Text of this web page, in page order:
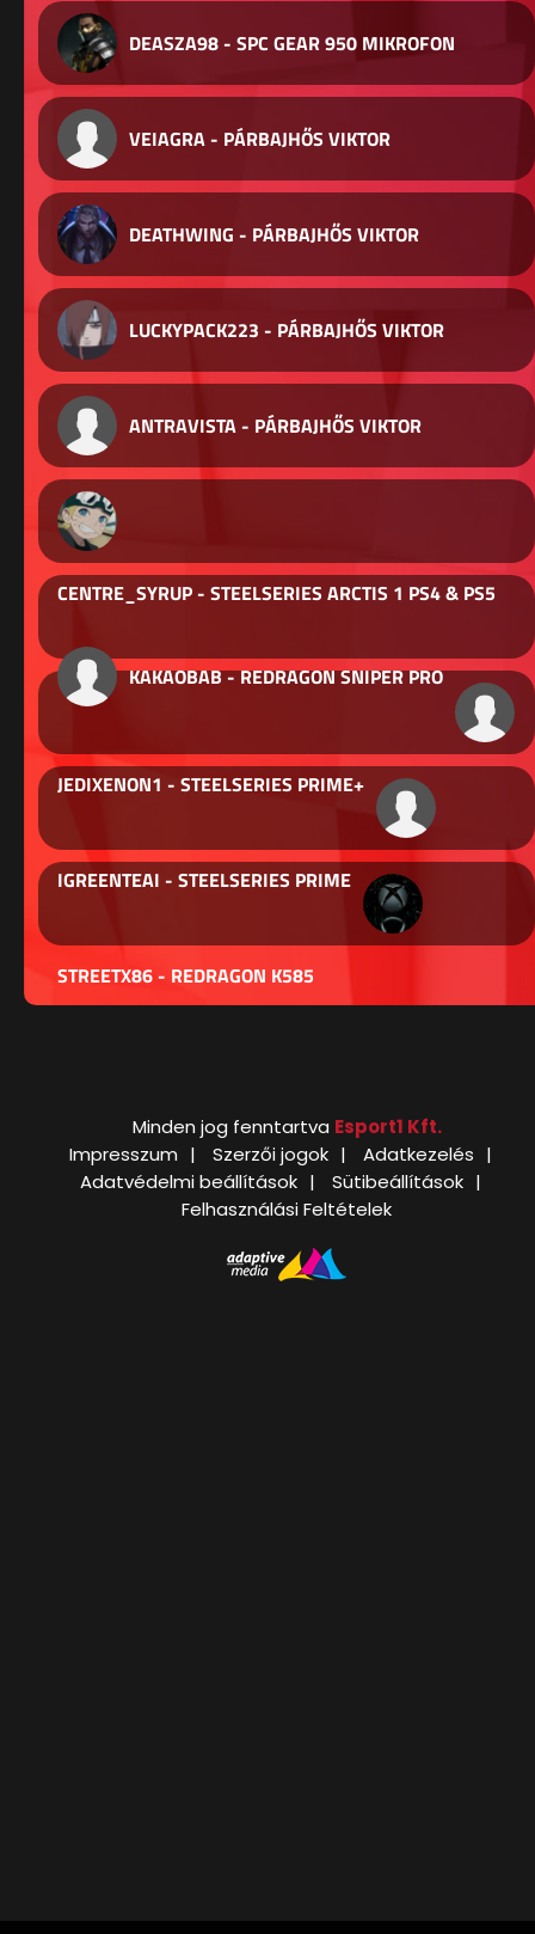
DEASZA98 - SPC GEAR 950 MIKROFON
VEIAGRA - PÁRBAJHŐS VIKTOR
DEATHWING - PÁRBAJHŐS VIKTOR
LUCKYPACK223 - PÁRBAJHŐS VIKTOR
ANTRAVISTA - PÁRBAJHŐS VIKTOR
CENTRE_SYRUP - STEELSERIES ARCTIS 1 PS4 & PS5
KAKAOBAB - REDRAGON SNIPER PRO
JEDIXENON1 - STEELSERIES PRIME+
IGREENTEAI - STEELSERIES PRIME
STREETX86 - REDRAGON K585
Minden jog fenntartva Esport1 Kft.
Impresszum
Szerzői jogok
Adatkezelés
Adatvédelmi beállítások
Sütibeállítások
Felhasználási Feltételek